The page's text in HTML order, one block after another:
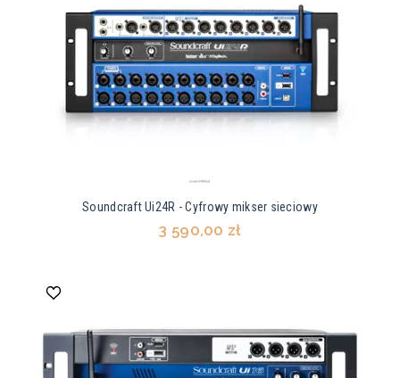
Soundcraft Ui24R - Cyfrowy mikser sieciowy
3 590,00 zł